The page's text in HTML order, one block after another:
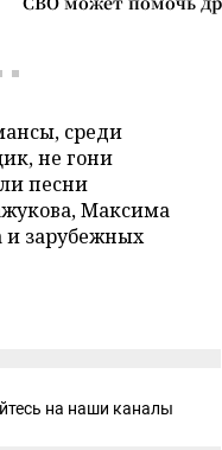
среди
не гони
песни
Максима
зарубежных
на наши каналы